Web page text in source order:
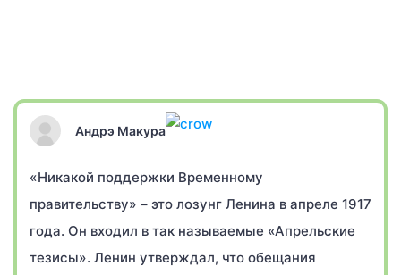
Андрэ Макура
«Никакой поддержки Временному
правительству» – это лозунг Ленина в апреле 1917
года. Он входил в так называемые «Апрельские
тезисы». Ленин утверждал, что обещания